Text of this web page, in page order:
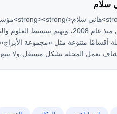
سلام
تعمل منذ عام 2008، وتهتم
أقسامًا متنوعة مثل «مجموعة
المجلة بشكل مستقل،ولا